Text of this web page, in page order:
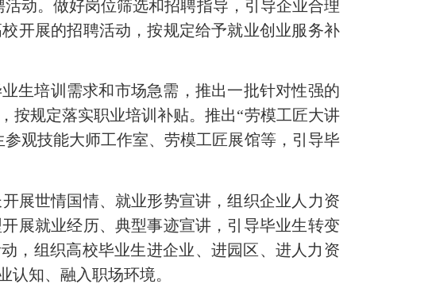
动。做好岗位筛选和招聘指导，引导企业合理
开展的招聘活动，按规定给予就业创业服务补
生培训需求和市场急需，推出一批针对性强的
按规定落实职业培训补贴。推出“劳模工匠大讲
观技能大师工作室、劳模工匠展馆等，引导毕
展世情国情、就业形势宣讲，组织企业人力资
展就业经历、典型事迹宣讲，引导毕业生转变
，组织高校毕业生进企业、进园区、进人力资
认知、融入职场环境。